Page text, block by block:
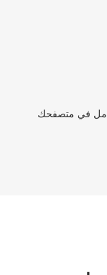
في متصفحك